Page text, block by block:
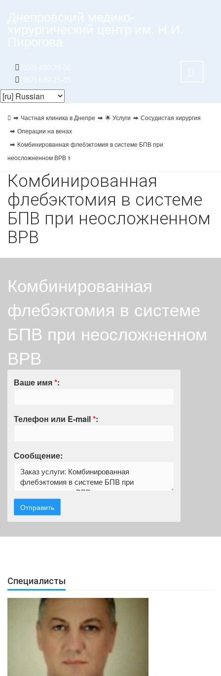
Частная клиника в Днепре 🌟 Услуги
Сосудистая хирургия
Операции на венах
Комбинированная флебэктомия в системе БПВ при
неосложненном ВРВ ⚕️
Комбинированная
флебэктомия в системе
БПВ при неосложненном
ВРВ
Комбинированная
флебэктомия в системе
БПВ при неосложненном
ВРВ
Ваше имя*:
Телефон или E-mail*:
Сообщение:
Специалисты